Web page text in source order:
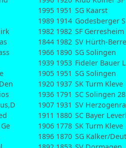
1995 1951 SG Kaarst
1989 1914 Godesberger
1982 1982 SF Gerresheim
1844 1982 SV Hürth-
1966 1890 SG Solingen
1939 1953 Fideler Bauer
1905 1951 SG Solingen
1920 1937 SK Turm Kleve
1936 1791 SC Solingen 28
1907 1931 SV
1911 1880 SC Bayer
1906 1778 SK Turm Kleve
1896 1870 SG Kalker/